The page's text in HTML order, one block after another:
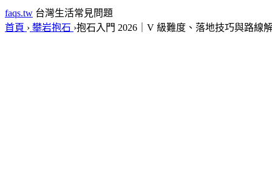
faqs.tw 台灣生活常見問題
首頁 › 攀岩抱石 ›抱石入門 2026｜V 級難度、落地技巧與路線